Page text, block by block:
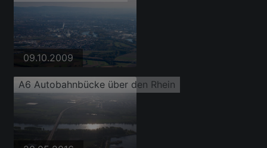
09.10.2009
A6 Autobahnbücke über den Rhein